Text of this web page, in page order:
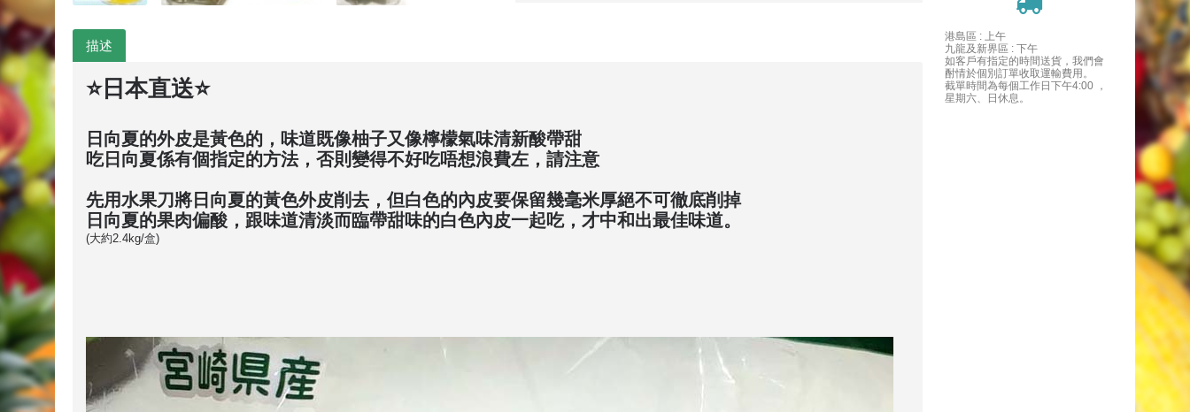
港島區 : 上午
九龍及新界區 : 下午
如客戶有指定的時間送貨，我們會
酎情於個別訂單收取運輸費用。
截單時間為每個工作日下午4:00 ，
星期六、日休息。
描述
⭐️日本直送⭐️
日向夏的外皮是黃色的，味道既像柚子又像檸檬氣味清新酸帶甜
吃日向夏係有個指定的方法，否則變得不好吃唔想浪費左，請注意
先用水果刀將日向夏的黃色外皮削去，但白色的內皮要保留幾毫米厚絕不可徹底削掉
日向夏的果肉偏酸，跟味道清淡而臨帶甜味的白色內皮一起吃，才中和出最佳味道。
(大約2.4kg/盒)